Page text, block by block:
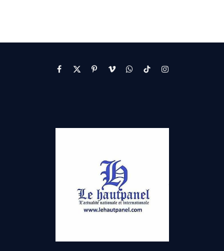
Facebook
X
PinterestVimeoWhatsApp
TikTokInstagram